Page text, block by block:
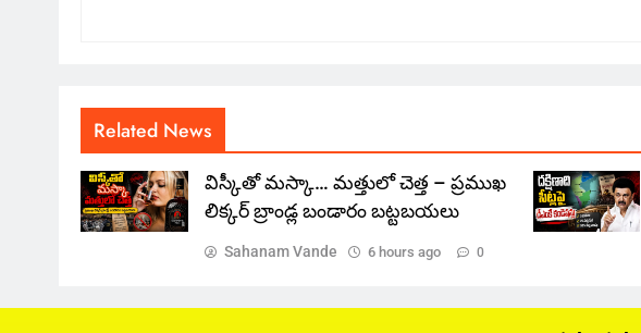
Related News
విస్కీతో మస్కా… మత్తులో చెత్త – ప్రముఖ
లిక్కర్ బ్రాండ్ల బండారం బట్టబయలు
Sahanam Vande 6 hours ago 0